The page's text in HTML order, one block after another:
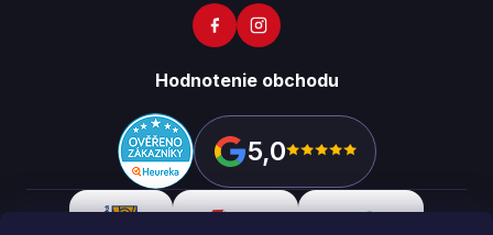
Hodnotenie obchodu
5,0